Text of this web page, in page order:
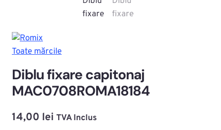
Toate mărcile
Diblu fixare capitonaj
MAC0708ROMA18184
14,00 lei TVA Inclus